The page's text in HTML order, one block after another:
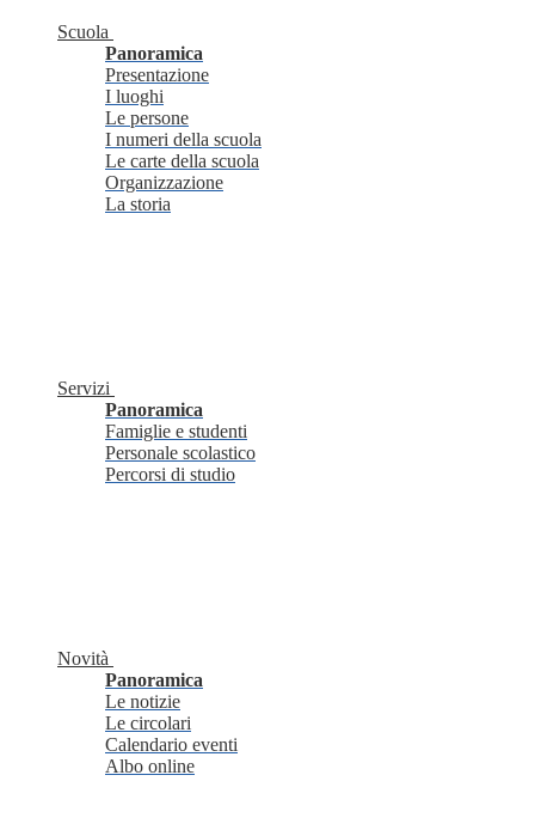
Scuola
Panoramica
Presentazione
I luoghi
Le persone
I numeri della scuola
Le carte della scuola
Organizzazione
La storia
Servizi
Panoramica
Famiglie e studenti
Personale scolastico
Percorsi di studio
Novità
Panoramica
Le notizie
Le circolari
Calendario eventi
Albo online